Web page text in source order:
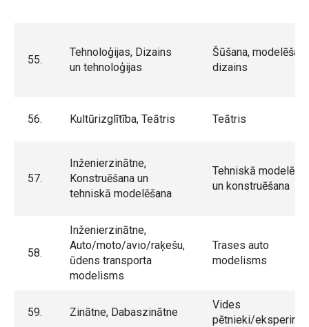
55.
Tehnoloģijas, Dizains
un tehnoloģijas
Šūšana,
dizains
56. Kultūrizglītība, Teātris Teātris
57.
Inženierzinātne,
Konstruēšana un
tehniskā modelēšana
Tehniskā
un konstruēšana
58.
Inženierzinātne,
Auto/moto/avio/raķešu,
ūdens transporta
modelisms
Trases auto
modelisms
59. Zinātne, Dabaszinātne
Vides
pētnieki/